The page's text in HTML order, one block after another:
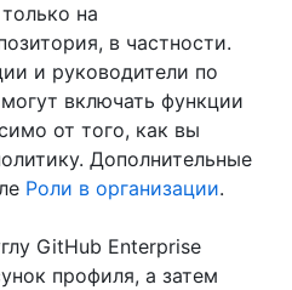
на
в частности.
и руководители по
включать функции
от того, как вы
Дополнительные
Роли в организации.
GitHub Enterprise
профиля, а затем